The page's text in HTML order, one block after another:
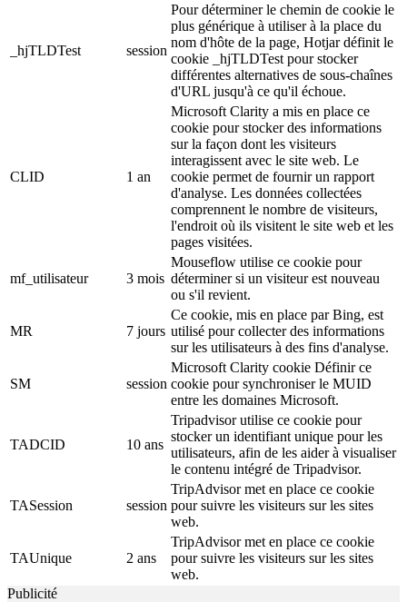
_hjTLDTest session
Pour déterminer le chemin de cookie le
plus générique à utiliser à la place du
nom d'hôte de la page, Hotjar définit le
cookie _hjTLDTest pour stocker
différentes alternatives de sous-chaînes
d'URL jusqu'à ce qu'il échoue.
CLID 1 an
Microsoft Clarity a mis en place ce
cookie pour stocker des informations
sur la façon dont les visiteurs
interagissent avec le site web. Le
cookie permet de fournir un rapport
d'analyse. Les données collectées
comprennent le nombre de visiteurs,
l'endroit où ils visitent le site web et les
pages visitées.
mf_utilisateur 3 mois
Mouseflow utilise ce cookie pour
déterminer si un visiteur est nouveau
ou s'il revient.
MR 7 jours
Ce cookie, mis en place par Bing, est
utilisé pour collecter des informations
sur les utilisateurs à des fins d'analyse.
SM session
Microsoft Clarity cookie Définir ce
cookie pour synchroniser le MUID
entre les domaines Microsoft.
TADCID 10 ans
Tripadvisor utilise ce cookie pour
stocker un identifiant unique pour les
utilisateurs, afin de les aider à visualiser
le contenu intégré de Tripadvisor.
TASession session
TripAdvisor met en place ce cookie
pour suivre les visiteurs sur les sites
web.
TAUnique 2 ans
TripAdvisor met en place ce cookie
pour suivre les visiteurs sur les sites
web.
Publicité